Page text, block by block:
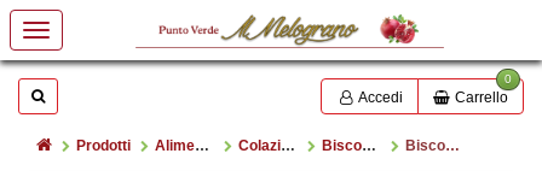
Cerca Accedi
0
Carrello
HomeProdotti Alimentazione Colazione Biscotti e fette biscottate Biscotti con Pepite di Cioccolato e Nocciole